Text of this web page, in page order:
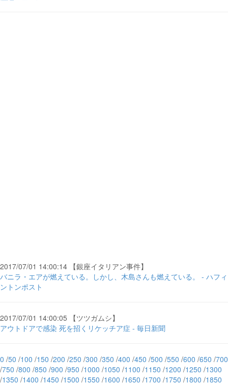
2017/07/01 14:00:14 【銀座イタリアン事件】
バニラ・エアが燃えている。しかし、木島さんも燃えている。 - ハフィ
ントンポスト
2017/07/01 14:00:05 【ツツガムシ】
アウトドアで感染 死を招くリケッチア症 - 毎日新聞
0 /50 /100 /150 /200 /250 /300 /350 /400 /450 /500 /550 /600 /650 /700
/750 /800 /850 /900 /950 /1000 /1050 /1100 /1150 /1200 /1250 /1300
/1350 /1400 /1450 /1500 /1550 /1600 /1650 /1700 /1750 /1800 /1850